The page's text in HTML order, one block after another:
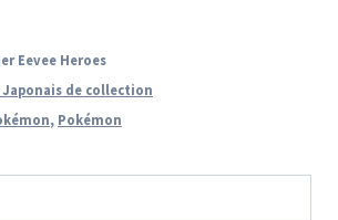
Eevee Heroes
de collection
, Pokémon